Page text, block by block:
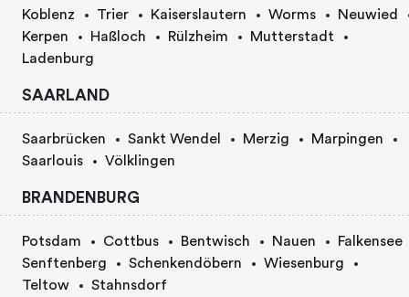
Koblenz Trier Kaiserslautern Worms
Neuwied
Kerpen
Haßloch Rülzheim
Mutterstadt
Ladenburg
SAARLAND
Saarbrücken Sankt Wendel Merzig
Marpingen
Saarlouis
Völklingen
BRANDENBURG
Potsdam Cottbus Bentwisch Nauen
Falkensee
Senftenberg
Schenkendöbern
Wiesenburg
Teltow
Stahnsdorf